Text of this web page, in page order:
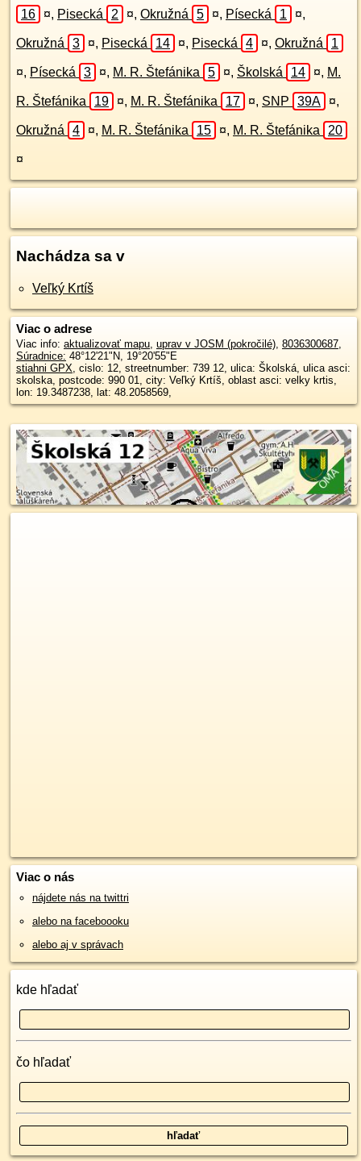
16 ¤, Pisecká 2 ¤, Okružná 5 ¤, Písecká 1 ¤,
Okružná 3 ¤, Pisecká 14 ¤, Pisecká 4 ¤, Okružná 1
¤, Písecká 3 ¤, M. R. Štefánika 5 ¤, Školská 14 ¤, M.
R. Štefánika 19 ¤, M. R. Štefánika 17 ¤, SNP 39A ¤,
Okružná 4 ¤, M. R. Štefánika 15 ¤, M. R. Štefánika 20
¤
Nachádza sa v
Veľký Krtíš
Viac o adrese
Viac info: aktualizovať mapu, uprav v JOSM (pokročilé), 8036300687,
Súradnice: 48°12'21"N, 19°20'55"E
stiahni GPX, cislo: 12, streetnumber: 739 12, ulica: Školská, ulica asci:
skolska, postcode: 990 01, city: Veľký Krtíš, oblast asci: velky krtis,
lon: 19.3487238, lat: 48.2058569,
Viac o nás
nájdete nás na twittri
alebo na faceboooku
alebo aj v správach
kde hľadať
čo hľadať